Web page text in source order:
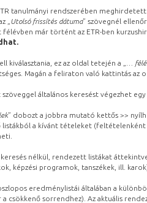
tanulmányi rendszerében
„ Utolsó frissítés dátuma” szövegnél
félévben már történt az ETR-ben
kiválasztania, ez az oldal tetején a „
…
Magán a feliraton való kattintás az
szöveggel általános keresést végezhet
” dobozt a jobbra mutató kettős >>
a kívánt tételeket (feltételenként
keresés nélkül, rendezett listákat
képzési programok, tanszékek, ill.
eredménylistái általában a
a csökkenő sorrendhez). Az aktuális